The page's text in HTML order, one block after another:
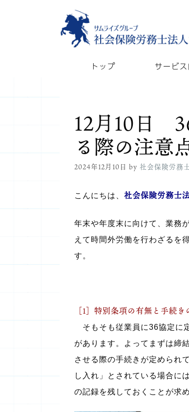
トップ サービ
12月10日
る際の注意
2024年12月10日 by 社会保険労務
こんにちは、 社会保険労務士
年末や年度末に向けて、業務
えて時間外労働を行わざるを
す。
［1］特別条項の有無と手続き
そもそも従業員に36協定に
があります。よってまずは締
させる際の手続きが定められ
し入れ」とされている場合に
の記録を残しておくことが求